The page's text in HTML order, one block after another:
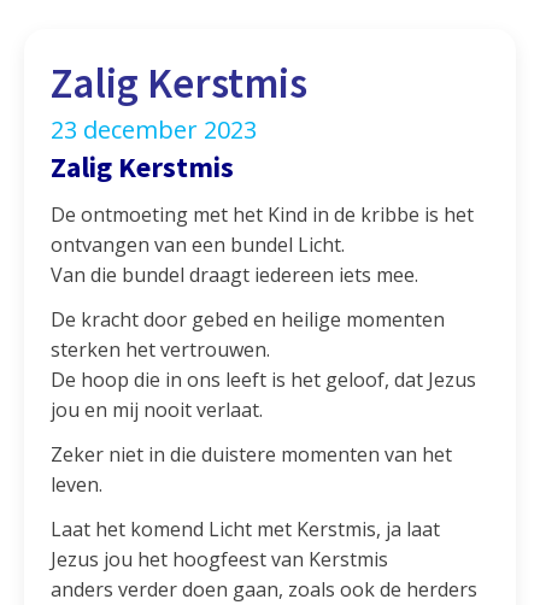
Zalig Kerstmis
23 december 2023
Zalig Kerstmis
De ontmoeting met het Kind in de kribbe is het
ontvangen van een bundel Licht.
Van die bundel draagt iedereen iets mee.
De kracht door gebed en heilige momenten
sterken het vertrouwen.
De hoop die in ons leeft is het geloof, dat Jezus
jou en mij nooit verlaat.
Zeker niet in die duistere momenten van het
leven.
Laat het komend Licht met Kerstmis, ja laat
Jezus jou het hoogfeest van Kerstmis
anders verder doen gaan, zoals ook de herders